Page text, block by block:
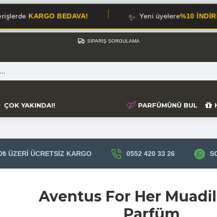
BEDAVA! ✨ Yeni üyelere %10 İNDİRİM!
SIPARIŞ SORGULAMA
ÇOK YAKINDA!! PARFÜMÜNÜ BUL
ÜZERI ÜCRETSIZ KARGO 0552 420 33 26
Aventus For Her Muadil